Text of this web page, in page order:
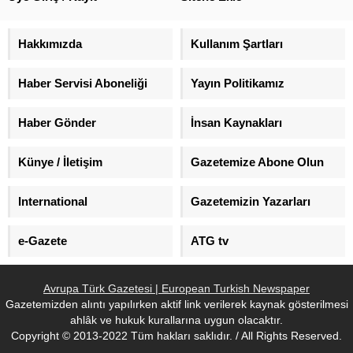
söyledi.
Hakkımızda Kullanım Şartları
Haber Servisi Aboneliği Yayın Politikamız
Haber Gönder İnsan Kaynakları
Künye / İletişim Gazetemize Abone Olun
International Gazetemizin Yazarları
e-Gazete ATG tv
Avrupa Türk Gazetesi | European Turkish Newspaper
Gazetemizden alıntı yapılırken aktif link verilerek kaynak gösterilmesi
ahlâk ve hukuk kurallarına uygun olacaktır.
Copyright © 2013-2022 Tüm hakları saklıdır. / All Rights Reserved.